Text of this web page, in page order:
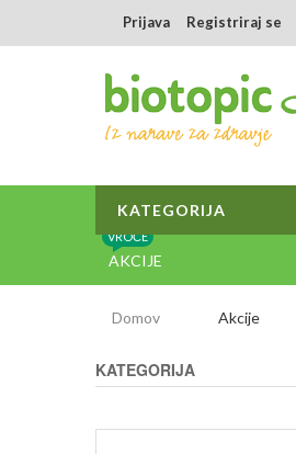
Prijava Registriraj se
KATEGORIJA
AKCIJE
VROČE
Domov Akcije
KATEGORIJA